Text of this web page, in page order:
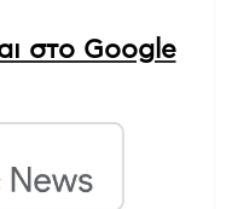
στο Google